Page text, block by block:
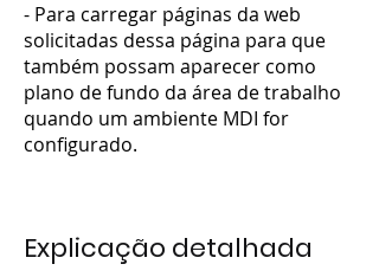
- Para carregar páginas da web
solicitadas dessa página para que
também possam aparecer como
plano de fundo da área de trabalho
quando um ambiente MDI for
configurado.
Explicação detalhada